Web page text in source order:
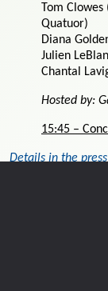
Tom
Quatuor)
Diana
Julien
Chantal
Hosted by:
15:45 –
Details in the